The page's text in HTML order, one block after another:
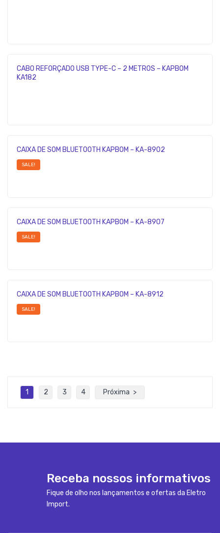
CABO REFORÇADO USB TYPE-C – 2 METROS – KAPBOM
KA182
CAIXA DE SOM BLUETOOTH KAPBOM – KA-8902
SALE!
CAIXA DE SOM BLUETOOTH KAPBOM – KA-8907
SALE!
CAIXA DE SOM BLUETOOTH KAPBOM – KA-8912
SALE!
1 2 3 4 Próxima
Receba nossos informativos
Fique de olho nos lançamentos e ofertas da Eletro
Import.